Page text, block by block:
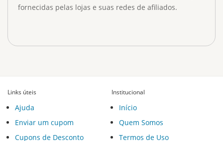
fornecidas pelas lojas e suas redes de afiliados.
Links úteis
Ajuda
Enviar um cupom
Cupons de Desconto
Institucional
Início
Quem Somos
Termos de Uso